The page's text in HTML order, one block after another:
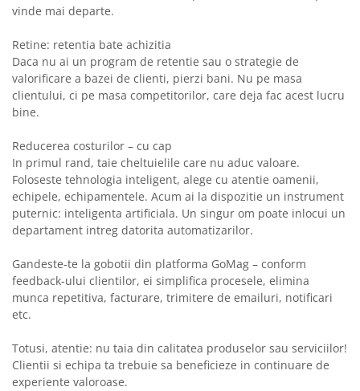
vinde mai departe.
Retine: retentia bate achizitia
Daca nu ai un program de retentie sau o strategie de
valorificare a bazei de clienti, pierzi bani. Nu pe masa
clientului, ci pe masa competitorilor, care deja fac acest lucru
bine.
Reducerea costurilor – cu cap
In primul rand, taie cheltuielile care nu aduc valoare.
Foloseste tehnologia inteligent, alege cu atentie oamenii,
echipele, echipamentele. Acum ai la dispozitie un instrument
puternic: inteligenta artificiala. Un singur om poate inlocui un
departament intreg datorita automatizarilor.
Gandeste-te la gobotii din platforma GoMag – conform
feedback-ului clientilor, ei simplifica procesele, elimina
munca repetitiva, facturare, trimitere de emailuri, notificari
etc.
Totusi, atentie: nu taia din calitatea produselor sau serviciilor!
Clientii si echipa ta trebuie sa beneficieze in continuare de
experiente valoroase.